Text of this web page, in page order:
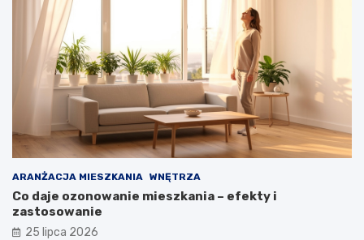
ARANŻACJA MIESZKANIA WNĘTRZA
Co daje ozonowanie mieszkania – efekty i
zastosowanie
25 lipca 2026